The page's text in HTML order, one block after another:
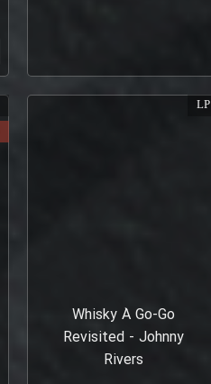
Whisky À Go-Go
Revisited - Johnny
Rivers
LP